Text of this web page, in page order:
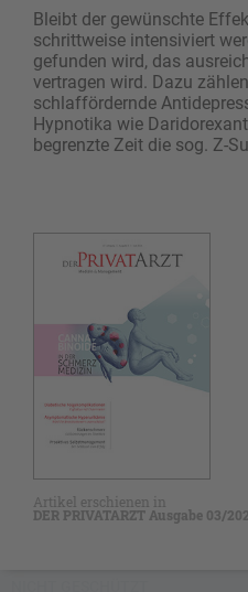
Bleibt der gewünschte
schrittweise intensiviert
gefunden wird, das
vertragen wird. Dazu
schlaffördernde
Hypnotika wie
begrenzte Zeit die sog. Z-
Artikel erschienen in
DER PRIVATARZT Ausgabe 03/